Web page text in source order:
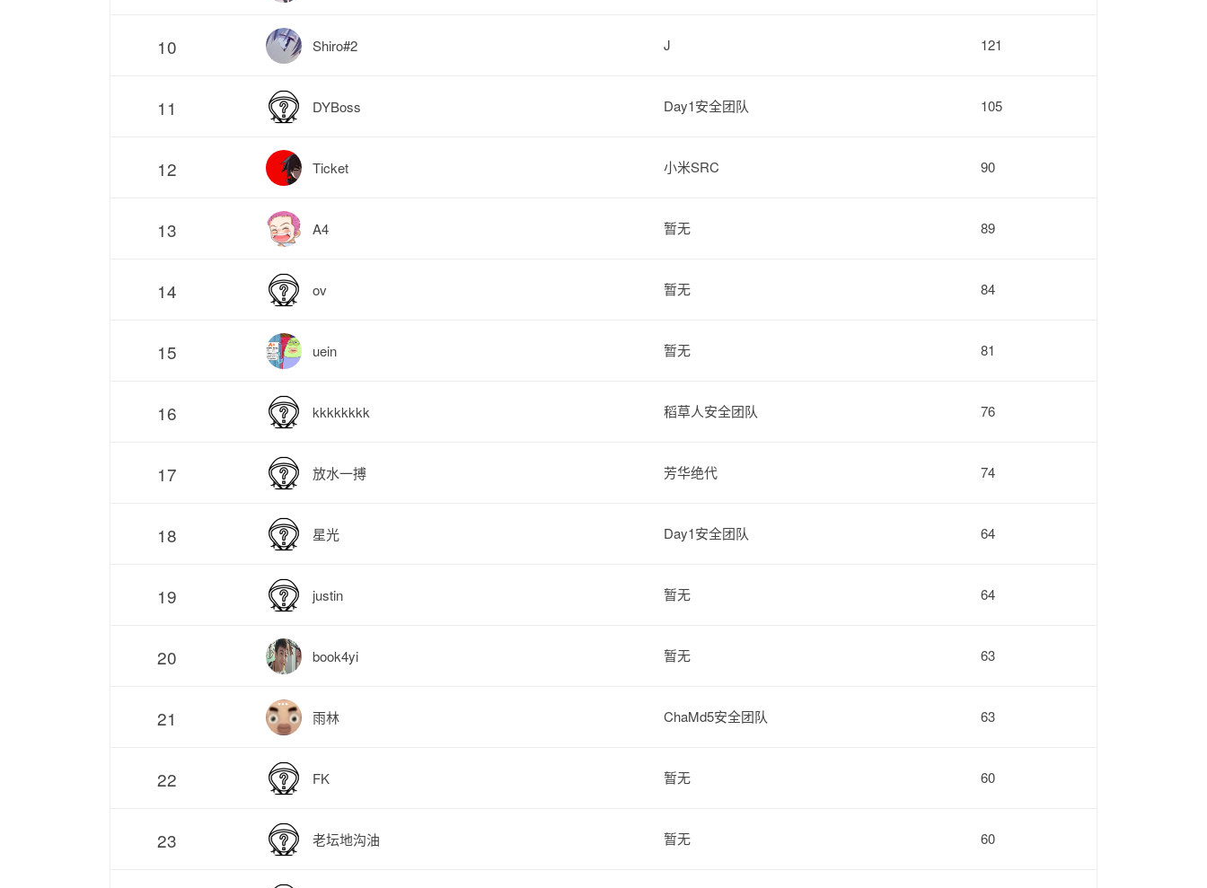
10 Shiro#2 J 121
11 DYBoss Day1安全团队 105
12 Ticket 小米SRC 90
13 A4 暂无 89
14 ov 暂无 84
15 uein 暂无 81
16 kkkkkkkk 稻草人安全团队 76
17 放水一搏 芳华绝代 74
18 星光 Day1安全团队 64
19 justin 暂无 64
20 book4yi 暂无 63
21 雨林 ChaMd5安全团队 63
22 FK 暂无 60
23 老坛地沟油 暂无 60